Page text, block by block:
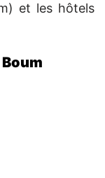
et les hôtels